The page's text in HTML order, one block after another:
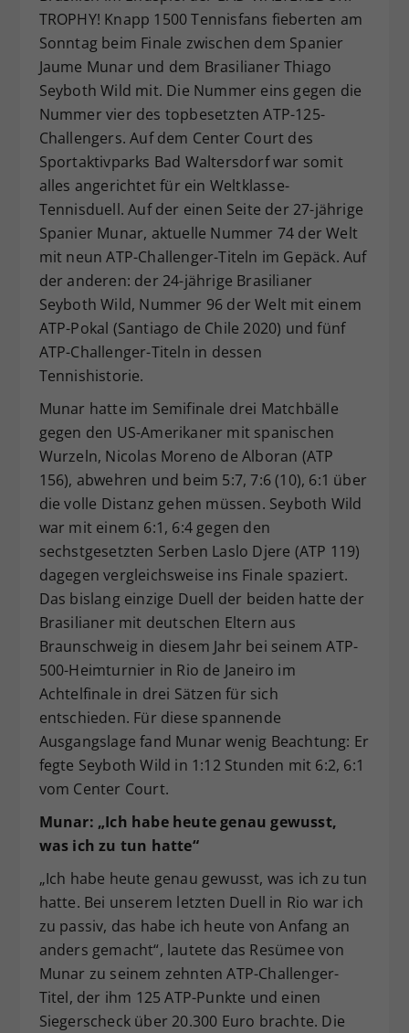
TROPHY! Knapp 1500 Tennisfans fieberten am
Sonntag beim Finale zwischen dem Spanier
Jaume Munar und dem Brasilianer Thiago
Seyboth Wild mit. Die Nummer eins gegen die
Nummer vier des topbesetzten ATP-125-
Challengers. Auf dem Center Court des
Sportaktivparks Bad Waltersdorf war somit
alles angerichtet für ein Weltklasse-
Tennisduell. Auf der einen Seite der 27-jährige
Spanier Munar, aktuelle Nummer 74 der Welt
mit neun ATP-Challenger-Titeln im Gepäck. Auf
der anderen: der 24-jährige Brasilianer
Seyboth Wild, Nummer 96 der Welt mit einem
ATP-Pokal (Santiago de Chile 2020) und fünf
ATP-Challenger-Titeln in dessen
Tennishistorie.
Munar hatte im Semifinale drei Matchbälle
gegen den US-Amerikaner mit spanischen
Wurzeln, Nicolas Moreno de Alboran (ATP
156), abwehren und beim 5:7, 7:6 (10), 6:1 über
die volle Distanz gehen müssen. Seyboth Wild
war mit einem 6:1, 6:4 gegen den
sechstgesetzten Serben Laslo Djere (ATP 119)
dagegen vergleichsweise ins Finale spaziert.
Das bislang einzige Duell der beiden hatte der
Brasilianer mit deutschen Eltern aus
Braunschweig in diesem Jahr bei seinem ATP-
500-Heimturnier in Rio de Janeiro im
Achtelfinale in drei Sätzen für sich
entschieden. Für diese spannende
Ausgangslage fand Munar wenig Beachtung: Er
fegte Seyboth Wild in 1:12 Stunden mit 6:2, 6:1
vom Center Court.
Munar: „Ich habe heute genau gewusst,
was ich zu tun hatte“
„Ich habe heute genau gewusst, was ich zu tun
hatte. Bei unserem letzten Duell in Rio war ich
zu passiv, das habe ich heute von Anfang an
anders gemacht“, lautete das Resümee von
Munar zu seinem zehnten ATP-Challenger-
Titel, der ihm 125 ATP-Punkte und einen
Siegerscheck über 20.300 Euro brachte. Die
Zweck
Dieser Wert speichert Ihre Consent-
Einstellungen. Unter anderem eine
zufällig generierte ID, für die
historische Speicherung Ihrer
vorgenommen Einstellungen, falls der
Webseiten-Betreiber dies eingestellt
hat.